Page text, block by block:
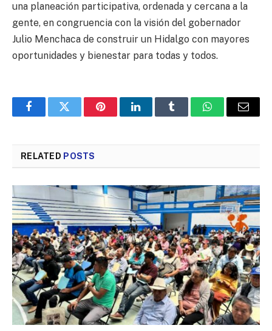
una planeación participativa, ordenada y cercana a la
gente, en congruencia con la visión del gobernador
Julio Menchaca de construir un Hidalgo con mayores
oportunidades y bienestar para todas y todos.
FacebookTwitter PinterestLinkedInTumblr WhatsAppEmail
RELATED POSTS